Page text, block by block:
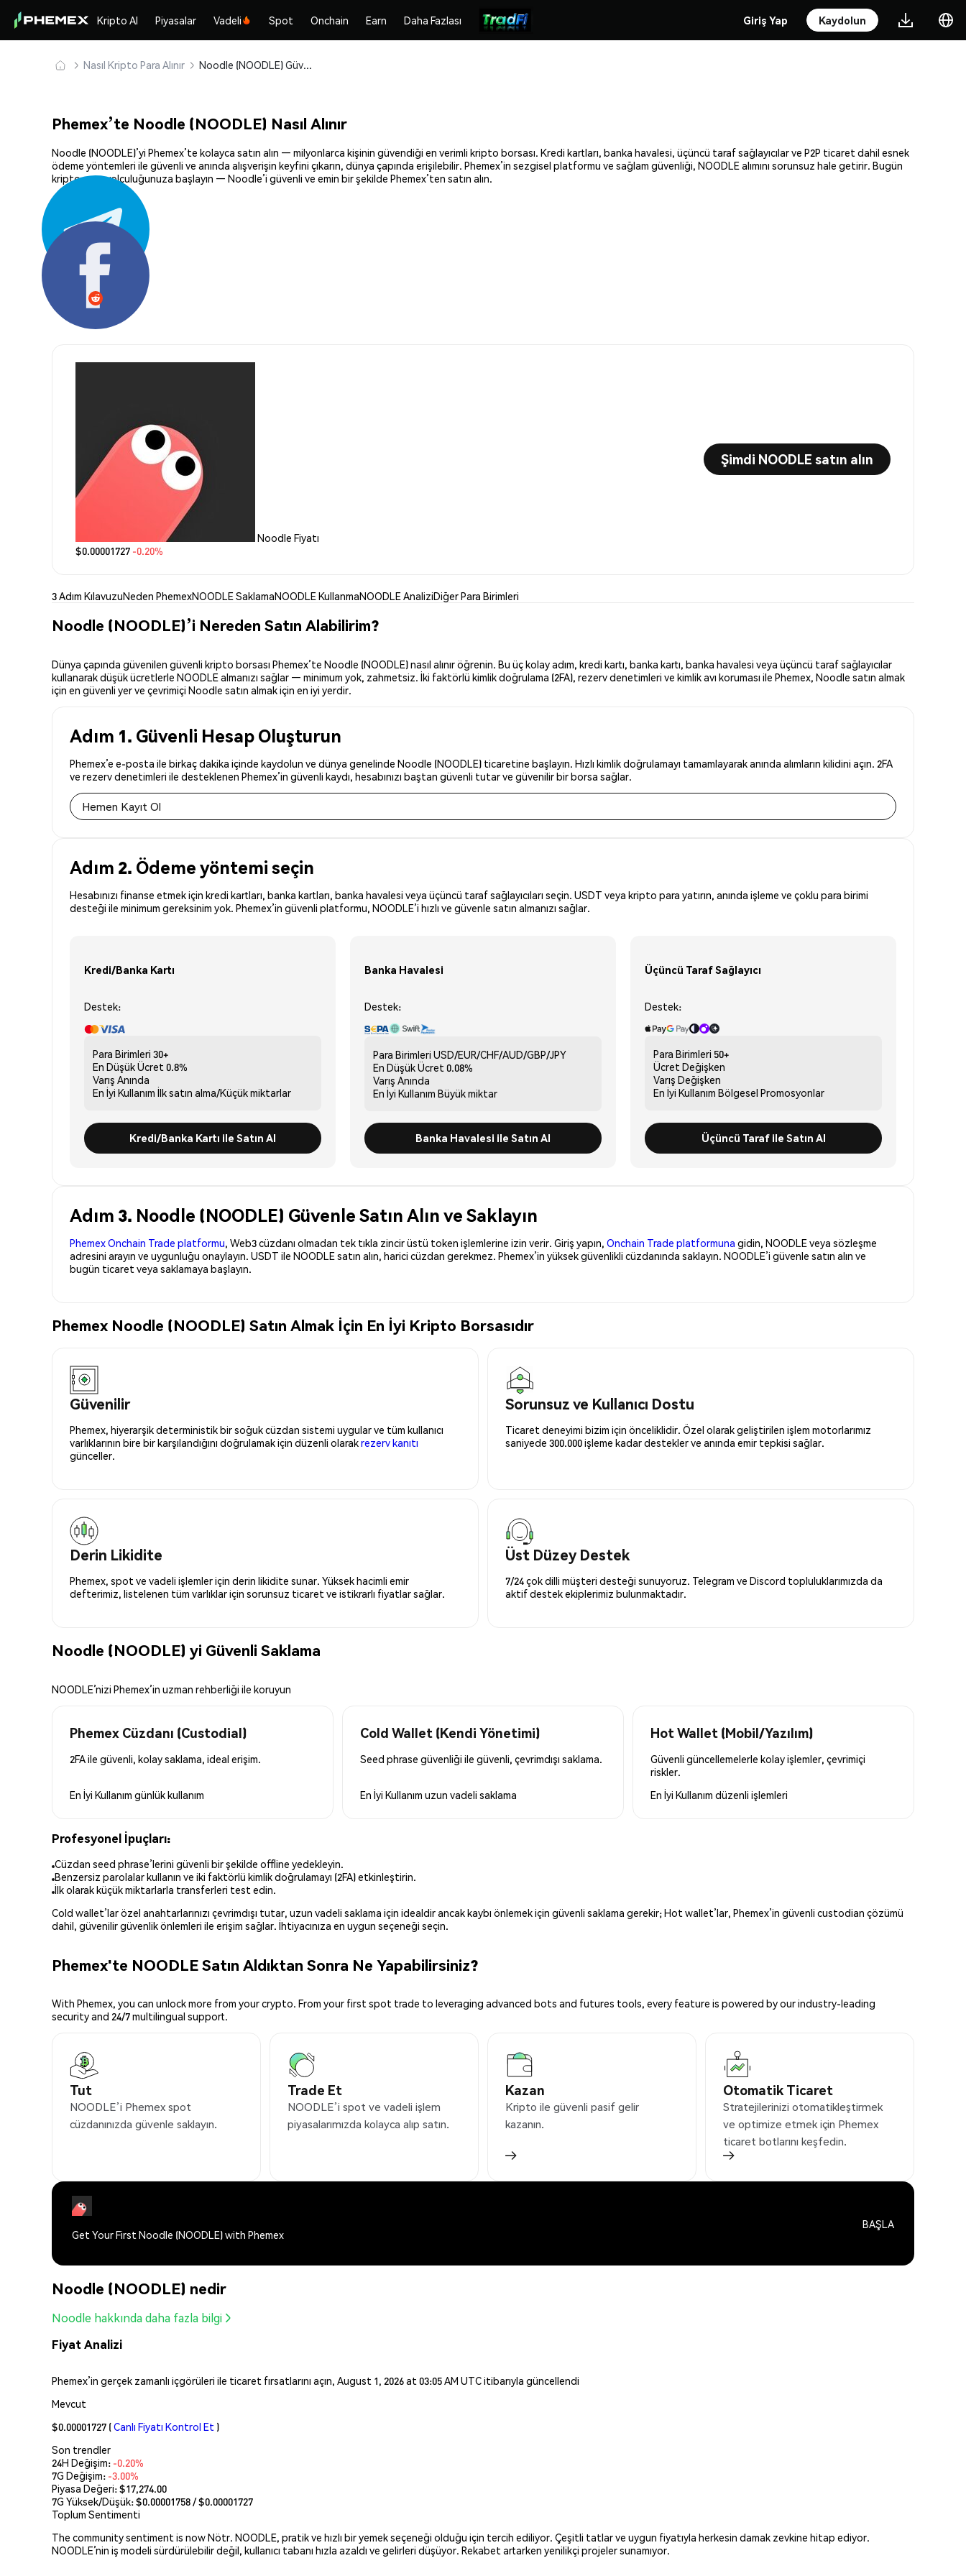
Kripto Al Piyasalar Vadeli Spot Onchain Earn Daha Fazlası Giriş Yap Kaydolun
Nasıl Kripto Para Alınır Noodle (NOODLE) Güvenle Satın Alın ve Saklayın
Phemex’te Noodle (NOODLE) Nasıl Alınır
Noodle (NOODLE)’yi Phemex’te kolayca satın alın — milyonlarca kişinin güvendiği en verimli kripto borsası. Kredi kartları, banka havalesi, üçüncü taraf sağlayıcılar ve P2P ticaret dahil esnek
ödeme yöntemleri ile güvenli ve anında alışverişin keyfini çıkarın, dünya çapında erişilebilir. Phemex’in sezgisel platformu ve sağlam güvenliği, NOODLE alımını sorunsuz hale getirir. Bugün
kripto para yolculuğunuza başlayın — Noodle’i güvenli ve emin bir şekilde Phemex’ten satın alın.
Noodle Fiyatı
$0.00001727 -0.20%
Şimdi NOODLE satın alın
3 Adım KılavuzuNeden PhemexNOODLE SaklamaNOODLE KullanmaNOODLE AnaliziDiğer Para Birimleri
Noodle (NOODLE)’i Nereden Satın Alabilirim?
Dünya çapında güvenilen güvenli kripto borsası Phemex’te Noodle (NOODLE) nasıl alınır öğrenin. Bu üç kolay adım, kredi kartı, banka kartı, banka havalesi veya üçüncü taraf sağlayıcılar
kullanarak düşük ücretlerle NOODLE almanızı sağlar — minimum yok, zahmetsiz. İki faktörlü kimlik doğrulama (2FA), rezerv denetimleri ve kimlik avı koruması ile Phemex, Noodle satın almak
için en güvenli yer ve çevrimiçi Noodle satın almak için en iyi yerdir.
Adım 1. Güvenli Hesap Oluşturun
Phemex’e e-posta ile birkaç dakika içinde kaydolun ve dünya genelinde Noodle (NOODLE) ticaretine başlayın. Hızlı kimlik doğrulamayı tamamlayarak anında alımların kilidini açın. 2FA
ve rezerv denetimleri ile desteklenen Phemex’in güvenli kaydı, hesabınızı baştan güvenli tutar ve güvenilir bir borsa sağlar.
Hemen Kayıt Ol
Adım 2. Ödeme yöntemi seçin
Hesabınızı finanse etmek için kredi kartları, banka kartları, banka havalesi veya üçüncü taraf sağlayıcıları seçin. USDT veya kripto para yatırın, anında işleme ve çoklu para birimi
desteği ile minimum gereksinim yok. Phemex’in güvenli platformu, NOODLE’i hızlı ve güvenle satın almanızı sağlar.
Kredi/Banka Kartı
Destek:
Para Birimleri 30+
En Düşük Ücret 0.8%
Varış Anında
En İyi Kullanım İlk satın alma/Küçük miktarlar
Kredi/Banka Kartı ile Satın Al
Banka Havalesi
Destek:
Para Birimleri USD/EUR/CHF/AUD/GBP/JPY
En Düşük Ücret 0.08%
Varış Anında
En İyi Kullanım Büyük miktar
Banka Havalesi ile Satın Al
Üçüncü Taraf Sağlayıcı
Destek:
Para Birimleri 50+
Ücret Değişken
Varış Değişken
En İyi Kullanım Bölgesel Promosyonlar
Üçüncü Taraf ile Satın Al
Adım 3. Noodle (NOODLE) Güvenle Satın Alın ve Saklayın
Phemex Onchain Trade platformu, Web3 cüzdanı olmadan tek tıkla zincir üstü token işlemlerine izin verir. Giriş yapın, Onchain Trade platformuna gidin, NOODLE veya sözleşme
adresini arayın ve uygunluğu onaylayın. USDT ile NOODLE satın alın, harici cüzdan gerekmez. Phemex’in yüksek güvenlikli cüzdanında saklayın. NOODLE’i güvenle satın alın ve
bugün ticaret veya saklamaya başlayın.
Phemex Noodle (NOODLE) Satın Almak İçin En İyi Kripto Borsasıdır
Güvenilir
Phemex, hiyerarşik deterministik bir soğuk cüzdan sistemi uygular ve tüm kullanıcı
varlıklarının bire bir karşılandığını doğrulamak için düzenli olarakrezerv kanıtı
günceller.
Sorunsuz ve Kullanıcı Dostu
Ticaret deneyimi bizim için önceliklidir. Özel olarak geliştirilen işlem motorlarımız
saniyede 300.000 işleme kadar destekler ve anında emir tepkisi sağlar.
Derin Likidite
Phemex, spot ve vadeli işlemler için derin likidite sunar. Yüksek hacimli emir
defterimiz, listelenen tüm varlıklar için sorunsuz ticaret ve istikrarlı fiyatlar sağlar.
Üst Düzey Destek
7/24 çok dilli müşteri desteği sunuyoruz. Telegram ve Discord topluluklarımızda da
aktif destek ekiplerimiz bulunmaktadır.
Noodle (NOODLE) yi Güvenli Saklama
NOODLE’nizi Phemex’in uzman rehberliği ile koruyun
Phemex Cüzdanı (Custodial)
2FA ile güvenli, kolay saklama, ideal erişim.
En İyi Kullanım günlük kullanım
Cold Wallet (Kendi Yönetimi)
Seed phrase güvenliği ile güvenli, çevrimdışı saklama.
En İyi Kullanım uzun vadeli saklama
Hot Wallet (Mobil/Yazılım)
Güvenli güncellemelerle kolay işlemler, çevrimiçi
riskler.
En İyi Kullanım düzenli işlemleri
Profesyonel İpuçları:
Cüzdan seed phrase’lerini güvenli bir şekilde offline yedekleyin.
Benzersiz parolalar kullanın ve iki faktörlü kimlik doğrulamayı (2FA) etkinleştirin.
İlk olarak küçük miktarlarla transferleri test edin.
Cold wallet’lar özel anahtarlarınızı çevrimdışı tutar, uzun vadeli saklama için idealdir ancak kaybı önlemek için güvenli saklama gerekir; Hot wallet’lar, Phemex’in güvenli custodian çözümü
dahil, güvenilir güvenlik önlemleri ile erişim sağlar. İhtiyacınıza en uygun seçeneği seçin.
Phemex'te NOODLE Satın Aldıktan Sonra Ne Yapabilirsiniz?
With Phemex, you can unlock more from your crypto. From your first spot trade to leveraging advanced bots and futures tools, every feature is powered by our industry-leading
security and 24/7 multilingual support.
Tut
NOODLE’i Phemex spot
cüzdanınızda güvenle saklayın.
Trade Et
NOODLE’i spot ve vadeli işlem
piyasalarımızda kolayca alıp satın.
Kazan
Kripto ile güvenli pasif gelir
kazanın.
Otomatik Ticaret
Stratejilerinizi otomatikleştirmek
ve optimize etmek için Phemex
ticaret botlarını keşfedin.
Get Your First Noodle (NOODLE) with Phemex
BAŞLA
Noodle (NOODLE) nedir
Noodle hakkında daha fazla bilgi
Fiyat Analizi
Phemex’in gerçek zamanlı içgörüleri ile ticaret fırsatlarını açın, August 1, 2026 at 03:05 AM UTC itibarıyla güncellendi
Mevcut
$0.00001727 (Canlı Fiyatı Kontrol Et )
Son trendler
24H Değişim: -0.20%
7G Değişim: -3.00%
Piyasa Değeri:$17,274.00
7G Yüksek/Düşük: $0.00001758/ $0.00001727
Toplum Sentimenti
The community sentiment is now Nötr. NOODLE, pratik ve hızlı bir yemek seçeneği olduğu için tercih ediliyor. Çeşitli tatlar ve uygun fiyatıyla herkesin damak zevkine hitap ediyor.
NOODLE’nin iş modeli sürdürülebilir değil, kullanıcı tabanı hızla azaldı ve gelirleri düşüyor. Rekabet artarken yenilikçi projeler sunamıyor.